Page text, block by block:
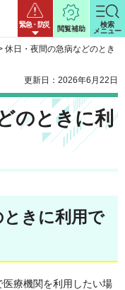
緊急・防災
閲覧補助
検索
メニュー
休日・夜間の急病などのとき
更新日：2026年6月22日
のときに利
きに利用で
療機関を利用したい場